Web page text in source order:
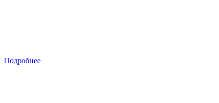
Подробнее